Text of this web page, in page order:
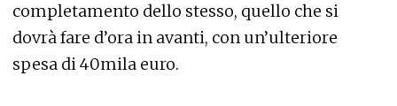
completamento dello stesso, quello che si
dovrà fare d’ora in avanti, con un’ulteriore
spesa di 40mila euro.